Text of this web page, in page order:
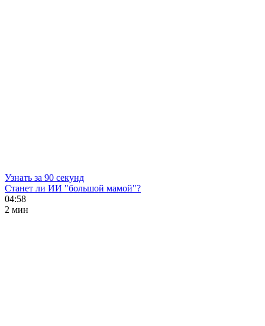
Узнать за 90 секунд
Станет ли ИИ "большой мамой"?
04:58
2 мин